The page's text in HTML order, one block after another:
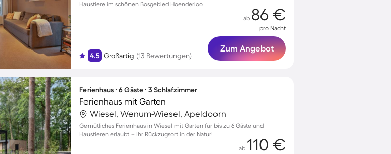
Haustiere im schönen Bosgebied Hoenderloo
4.5 Großartig (13 Bewertungen)
ab 86 €
pro Nacht
Zum Angebot
Ferienhaus ∙ 6 Gäste ∙ 3 Schlafzimmer
Ferienhaus mit Garten
Wiesel, Wenum-Wiesel, Apeldoorn
Gemütliches Ferienhaus in Wiesel mit Garten für bis zu 6 Gäste und
Haustieren erlaubt – Ihr Rückzugsort in der Natur!
ab 110 €